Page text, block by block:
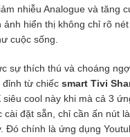
nhiễu Analogue và tăng
ảnh hiển thị không chỉ rõ
cuộc sống.
sự thích thú và choáng
từ chiếc smart Tivi
siêu cool này khi mà cả 3
cài đặt sẵn, chỉ cần ấn nút
Đó chính là ứng dụng